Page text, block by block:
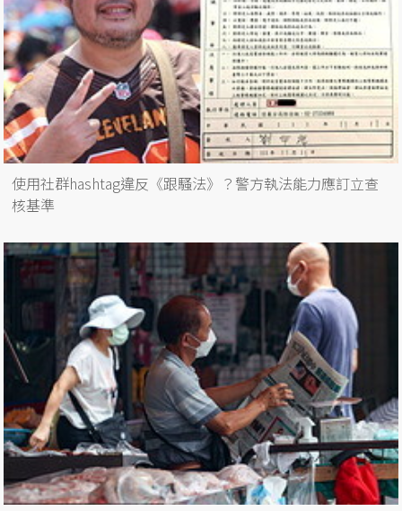
使用社群hashtag違反《跟騷法》？警方執法能力應訂立查
核基準